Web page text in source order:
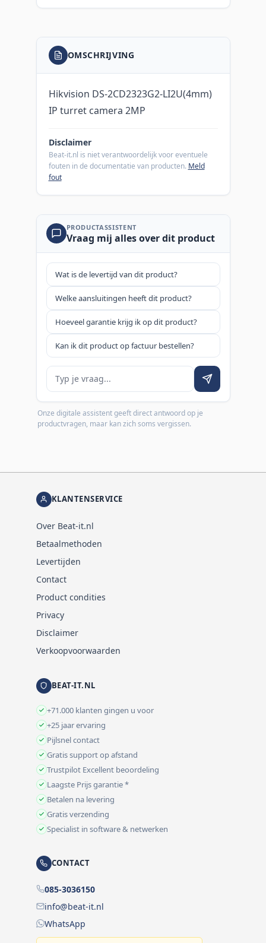
OMSCHRIJVING
Hikvision DS-2CD2323G2-LI2U(4mm)
IP turret camera 2MP
Disclaimer
Beat-it.nl is niet verantwoordelijk voor eventuele
fouten in de documentatie van producten. Meld
fout
PRODUCTASSISTENT
Vraag mij alles over dit product
Wat is de levertijd van dit product?
Welke aansluitingen heeft dit product?
Hoeveel garantie krijg ik op dit product?
Kan ik dit product op factuur bestellen?
Je vraag
Onze digitale assistent geeft direct antwoord op je
productvragen, maar kan zich soms vergissen.
KLANTENSERVICE
Over Beat-it.nl
Betaalmethoden
Levertijden
Contact
Product condities
Privacy
Disclaimer
Verkoopvoorwaarden
BEAT-IT.NL
+71.000 klanten gingen u voor
+25 jaar ervaring
Pijlsnel contact
Gratis support op afstand
Trustpilot Excellent beoordeling
Laagste Prijs garantie *
Betalen na levering
Gratis verzending
Specialist in software & netwerken
CONTACT
085-3036150
info@beat-it.nl
WhatsApp